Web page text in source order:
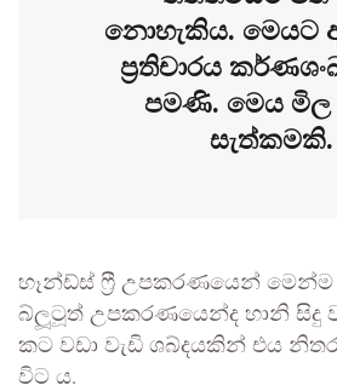
නොහැකිය. මෙයට
ප්‍රතිචාරය
පමණි. මෙය
සැත්කමකි.
හෑන්ඩ්ස් ෆ්‍රී උපකරණයෙන්
බ්ලූටූත් උපකරණයෙන්ද හානි සිදු
කට වඩා වැඩි ශබ්දයකින් එය
විට ය.